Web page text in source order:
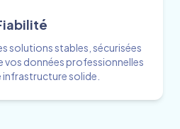
solutions stables, sécurisées
vos données professionnelles
solide.